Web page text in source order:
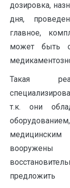
дозировка,
дня,
главное,
может быть
Такая
т.к. они
вооружены